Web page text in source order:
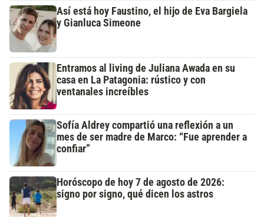
Así está hoy Faustino, el hijo de Eva Bargiela
y Gianluca Simeone
Entramos al living de Juliana Awada en su
casa en La Patagonia: rústico y con
ventanales increíbles
Sofía Aldrey compartió una reflexión a un
mes de ser madre de Marco: “Fue aprender a
confiar”
Horóscopo de hoy 7 de agosto de 2026:
signo por signo, qué dicen los astros